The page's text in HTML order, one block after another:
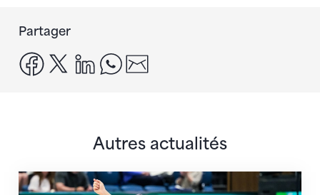
Partager
facebook
x linkedinwhatsapp
Autres actualités
Prochaine étape : les Championnats du monde